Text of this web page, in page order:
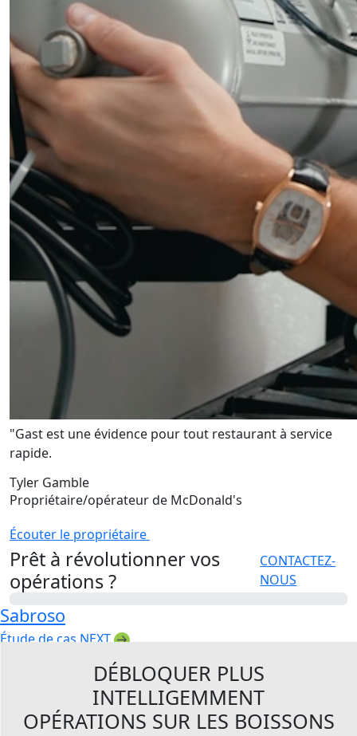
"Gast est une évidence pour tout restaurant à service
rapide.
Tyler Gamble
Propriétaire/opérateur de McDonald's
Écouter le propriétaire
Prêt à révolutionner vos
opérations ?
CONTACTEZ-
NOUS
Sabroso
Étude de cas NEXT
DÉBLOQUER PLUS
INTELLIGEMMENT
OPÉRATIONS SUR LES BOISSONS